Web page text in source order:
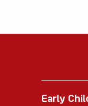
Early